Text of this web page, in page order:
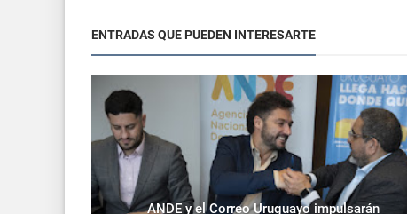
ENTRADAS QUE PUEDEN INTERESARTE
ANDE y el Correo Uruguayo impulsarán